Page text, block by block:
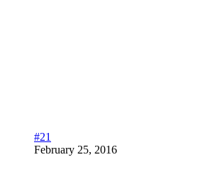
#21
February 25, 2016